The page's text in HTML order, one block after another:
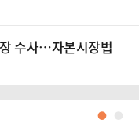
수사…자본시장법
●